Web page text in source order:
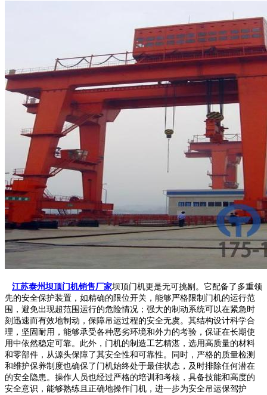
江苏泰州坝顶门机销售厂家坝顶门机更是无可挑剔。它配备了多重领
先的安全保护装置，如精确的限位开关，能够严格限制门机的运行范
围，避免出现超范围运行的危险情况；强大的制动系统可以在紧急时
刻迅速而有效地制动，保障吊运过程的安全无虞。其结构设计科学合
理，坚固耐用，能够承受各种恶劣环境和外力的考验，保证在长期使
用中依然稳定可靠。此外，门机的制造工艺精湛，选用高质量的材料
和零部件，从源头保障了其安全性和可靠性。同时，严格的质量检测
和维护保养制度也确保了门机始终处于最佳状态，及时排除任何潜在
的安全隐患。操作人员也经过严格的培训和考核，具备技能和高度的
安全意识，能够熟练且正确地操作门机，进一步为安全吊运保驾护